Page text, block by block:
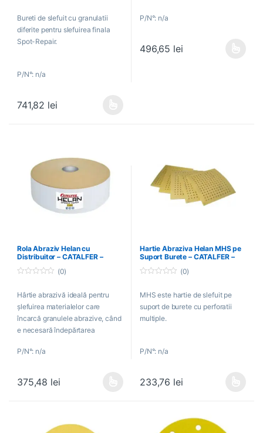
u
o
f
5
Bureti de slefuit cu granulatii
diferite pentru slefuirea finala
Spot-Repair.
P/N°: n/a
741,82 lei
Acest produs are mai multe variații. Opțiunile pot fi alese în
u
5
P/N°: n/a
496,65 lei
Acest produs are mai multe
Rola Abraziv Helan cu
Distribuitor – CATALFER –
u
o
f
5
(0)
Hârtie abrazivă ideală pentru
şlefuirea materialelor care
încarcă granulele abrazive, când
e necesară îndepărtarea
material precum vopsele,
gel, lemn, plastic, fibră de sticlă.
Hârtia abrazivă Helan cu
de aluminiu și o durată de viață
P/N°: n/a
375,48 lei
Acest produs are mai multe variații. Opțiunile pot fi alese în
Hartie Abraziva Helan MHS pe
Suport Burete – CATALFER –
u
o
f
5
(0)
MHS este hartie de slefuit pe
suport de burete cu perforatii
multiple.
P/N°: n/a
233,76 lei
Acest produs are mai multe